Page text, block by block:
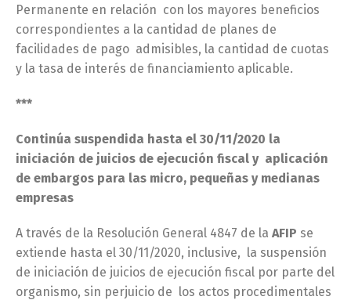
Permanente en relación con los mayores beneficios
correspondientes a la cantidad de planes de
facilidades de pago admisibles, la cantidad de cuotas
y la tasa de interés de financiamiento aplicable.
***
Continúa suspendida hasta el 30/11/2020 la
iniciación de juicios de ejecución fiscal y aplicación
de embargos para las micro, pequeñas y medianas
empresas
A través de la Resolución General 4847 de la AFIP se
extiende hasta el 30/11/2020, inclusive, la suspensión
de iniciación de juicios de ejecución fiscal por parte del
organismo, sin perjuicio de los actos procedimentales